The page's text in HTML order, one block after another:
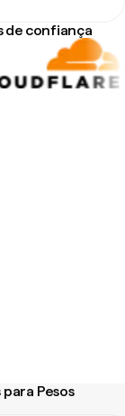
de confiança
Pesos